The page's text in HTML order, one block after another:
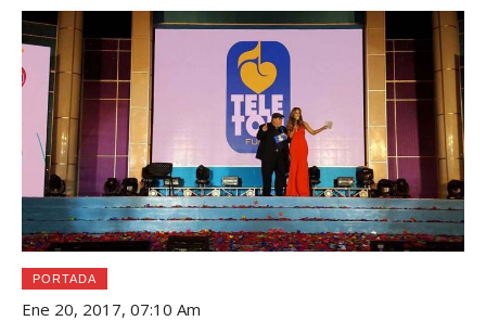
PORTADA
Ene 20, 2017, 07:10 Am